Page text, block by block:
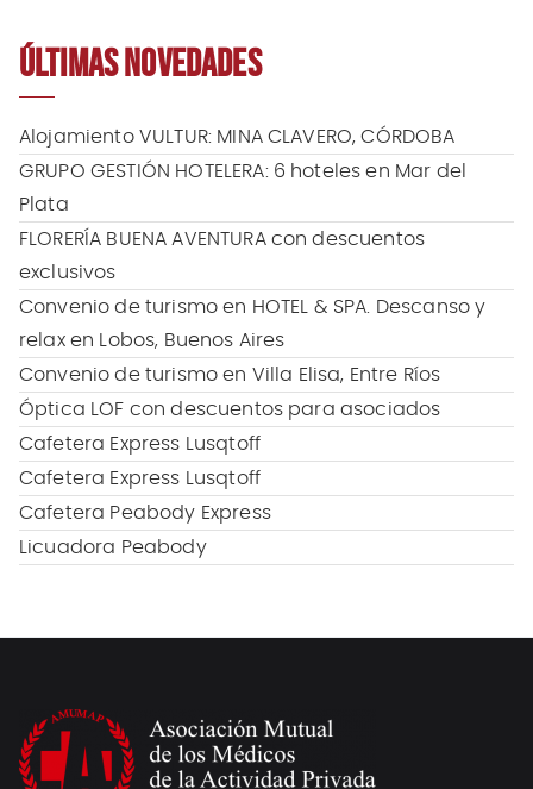
ÚLTIMAS NOVEDADES
Alojamiento VULTUR: MINA CLAVERO, CÓRDOBA
GRUPO GESTIÓN HOTELERA: 6 hoteles en Mar del
Plata
FLORERÍA BUENA AVENTURA con descuentos
exclusivos
Convenio de turismo en HOTEL & SPA. Descanso y
relax en Lobos, Buenos Aires
Convenio de turismo en Villa Elisa, Entre Ríos
Óptica LOF con descuentos para asociados
Cafetera Express Lusqtoff
Cafetera Express Lusqtoff
Cafetera Peabody Express
Licuadora Peabody